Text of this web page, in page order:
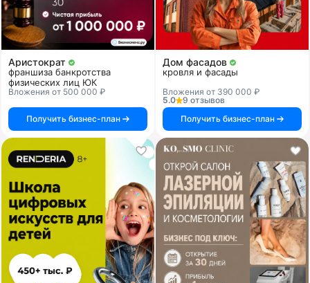
Аристократ
франшиза банкротства
физических лиц ЮК
Вложения от 500 000 ₽
Получить бизнес-план
Дом фасадов
кровля и фасады
Вложения от 390 000 ₽
5.0
9 отзывов
Получить бизнес-план